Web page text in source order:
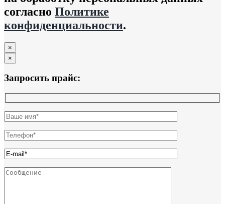
согласно Политике
конфиденциальности.
×
×
Запросить прайс: